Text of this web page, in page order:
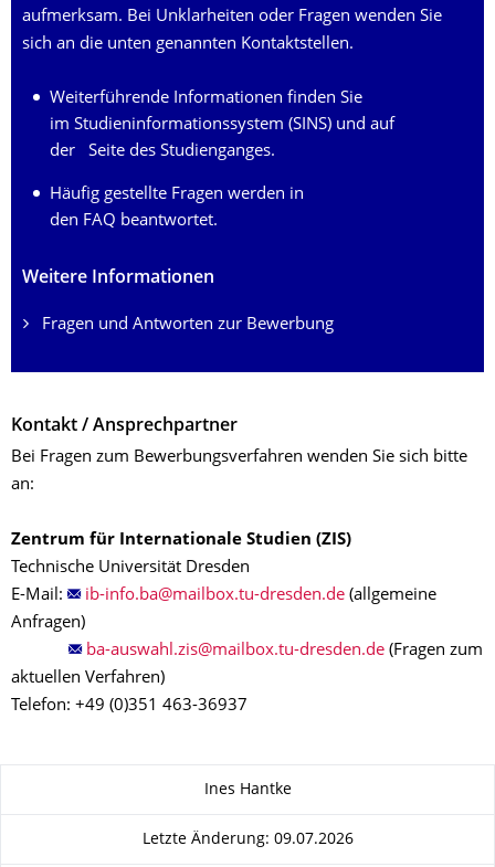
aufmerksam. Bei Unklarheiten oder Fragen wenden Sie
sich an die unten genannten Kontaktstellen.
Weiterführende Informationen finden Sie
im Studieninformationssystem (SINS) und auf
der
Seitedes Studienganges.
Häufig gestellte Fragen werden in
den FAQ beantwortet.
Weitere Informationen
Fragen und Antworten zur Bewerbung
Kontakt / Ansprechpartner
Bei Fragen zum Bewerbungsverfahren wenden Sie sich bitte
an:
Zentrum für Internationale Studien (ZIS)
Technische Universität Dresden
E-Mail:
(allgemeine
Anfragen)
(Fragen zum
aktuellen Verfahren)
Telefon: +49 (0)351 463-36937
Ines Hantke
Letzte Änderung: 09.07.2026